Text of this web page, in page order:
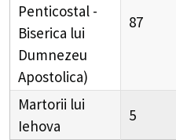
Penticostal -
Biserica lui
Dumnezeu
Apostolica)
87
Martorii lui
Iehova
5